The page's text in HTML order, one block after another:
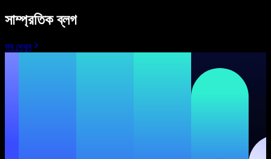
সাম্প্রতিক ব্লগ
সব দেখুন